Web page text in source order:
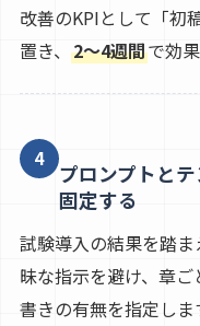
改善のKPIとして「初
置き、 2〜4週間で効
4
プロンプトと
固定する
試験導入の結果を踏
昧な指示を避け、章
書きの有無を指定し